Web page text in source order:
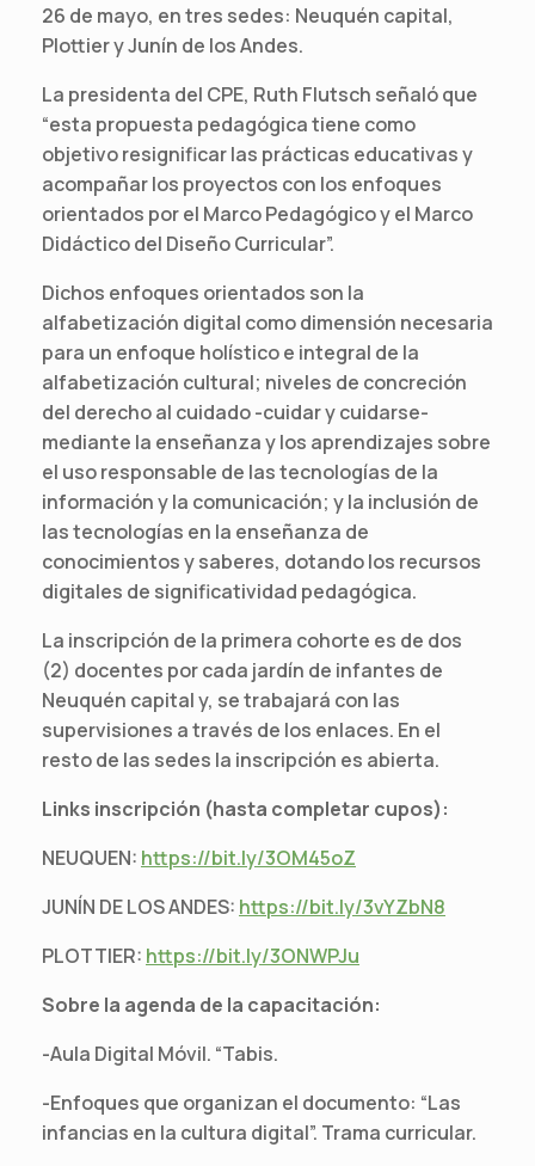
26 de mayo, en tres sedes: Neuquén capital,
Plottier y Junín de los Andes.
La presidenta del CPE, Ruth Flutsch señaló que
“esta propuesta pedagógica tiene como
objetivo resignificar las prácticas educativas y
acompañar los proyectos con los enfoques
orientados por el Marco Pedagógico y el Marco
Didáctico del Diseño Curricular”.
Dichos enfoques orientados son la
alfabetización digital como dimensión necesaria
para un enfoque holístico e integral de la
alfabetización cultural; niveles de concreción
del derecho al cuidado -cuidar y cuidarse-
mediante la enseñanza y los aprendizajes sobre
el uso responsable de las tecnologías de la
información y la comunicación; y la inclusión de
las tecnologías en la enseñanza de
conocimientos y saberes, dotando los recursos
digitales de significatividad pedagógica.
La inscripción de la primera cohorte es de dos
(2) docentes por cada jardín de infantes de
Neuquén capital y, se trabajará con las
supervisiones a través de los enlaces. En el
resto de las sedes la inscripción es abierta.
Links inscripción (hasta completar cupos):
NEUQUEN: https://bit.ly/3OM45oZ
JUNÍN DE LOS ANDES: https://bit.ly/3vYZbN8
PLOTTIER: https://bit.ly/3ONWPJu
Sobre la agenda de la capacitación:
-Aula Digital Móvil. “Tabis.
-Enfoques que organizan el documento: “Las
infancias en la cultura digital”. Trama curricular.